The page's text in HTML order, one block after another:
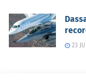
23